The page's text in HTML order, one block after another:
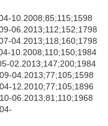
10.2008;85;115;1598
06.2013;112;152;1798
04.2013;118;160;1798
10.2008;110;150;1984
02.2013;147;200;1984
04.2013;77;105;1598
12.2010;77;105;1896
06.2013;81;110;1968